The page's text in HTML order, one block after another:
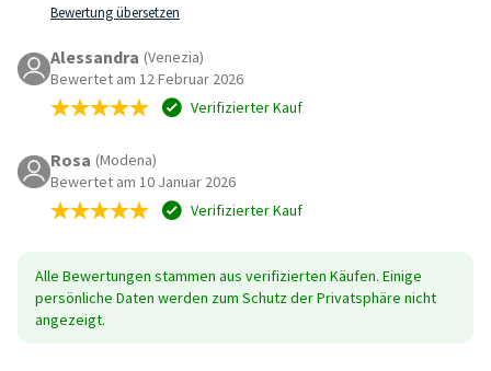
Bewertung übersetzen
Alessandra (Venezia)
Bewertet am 12 Februar 2026
Verifizierter Kauf
Rosa (Modena)
Bewertet am 10 Januar 2026
Verifizierter Kauf
Alle Bewertungen stammen aus verifizierten Käufen. Einige
persönliche Daten werden zum Schutz der Privatsphäre nicht
angezeigt.